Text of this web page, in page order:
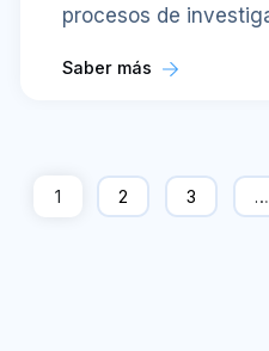
procesos de
Saber más
1 2 3 …